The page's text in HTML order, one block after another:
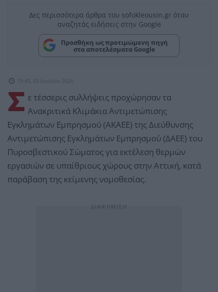
Δες περισσότερα άρθρα του sofokleousin.gr όταν
αναζητάς ειδήσεις στην Google
Προσθήκη ως προτιμώμενη πηγή
στα αποτελέσματα Google
19:45, 05 Ιουλίου 2026
Σ ε τέσσερις συλλήψεις προχώρησαν τα
Ανακριτικά Κλιμάκια Αντιμετώπισης
Εγκλημάτων Εμπρησμού (ΑΚΑΕΕ) της Διεύθυνσης
Αντιμετώπισης Εγκλημάτων Εμπρησμού (ΔΑΕΕ) του
Πυροσβεστικού Σώματος για εκτέλεση θερμών
εργασιών σε υπαίθριους χώρους στην Αττική, κατά
παράβαση της κείμενης νομοθεσίας.